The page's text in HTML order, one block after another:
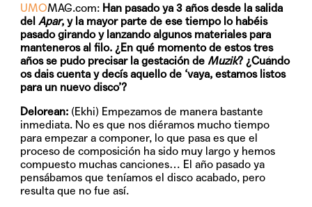
UMOMAG.com: Han pasado ya 3 años desde la salida
delApar, y la mayor parte de ese tiempo lo habéis
pasado girando y lanzando algunos materiales para
manteneros al filo. ¿En qué momento de estos tres
años se pudo precisar la gestación de Muzik? ¿Cuándo
os dais cuenta y decís aquello de ‘vaya, estamos listos
para un nuevo disco’?
Delorean: (Ekhi) Empezamos de manera bastante
inmediata. No es que nos diéramos mucho tiempo
para empezar a componer, lo que pasa es que el
proceso de composición ha sido muy largo y hemos
compuesto muchas canciones… El año pasado ya
pensábamos que teníamos el disco acabado, pero
resulta que no fue así.